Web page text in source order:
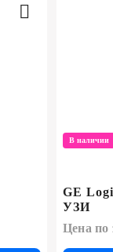
В наличии
GE
УЗИ
Цена по